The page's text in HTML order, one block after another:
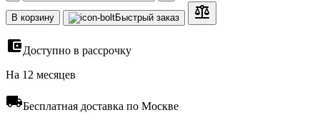
В корзину Быстрый заказ
Доступно в рассрочку
На 12 месяцев
Бесплатная доставка по Москве